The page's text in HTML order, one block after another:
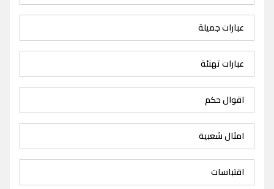
عبارات جميلة
عبارات تهنئة
اقوال حكم
امثال شعبية
اقتباسات